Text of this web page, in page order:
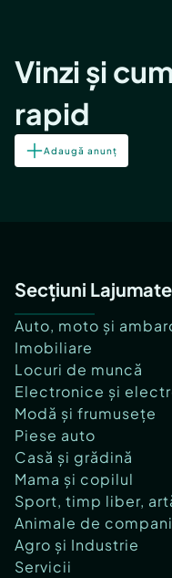
Vinzi și
rapid
Adaugă anunț
Secțiuni Lajumate
Auto, moto și
Imobiliare
Locuri de muncă
Electronice și
Modă și frumusețe
Piese auto
Casă și grădină
Mama și copilul
Sport, timp liber,
Animale de
Agro și Industrie
Servicii